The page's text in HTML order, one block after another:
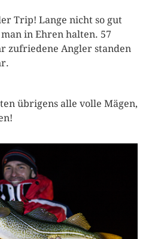
Trip! Lange nicht so gut
man in Ehren halten. 57
zufriedene Angler standen
übrigens alle volle Mägen,